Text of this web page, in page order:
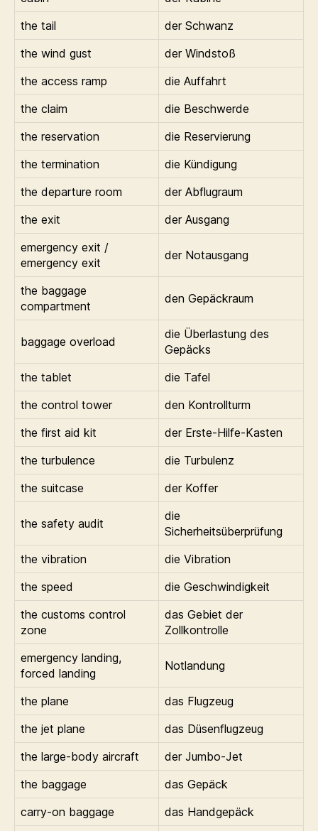
the tail
der Schwanz
the wind gust
der Windstoß
the access ramp
die Auffahrt
the claim
die Beschwerde
the reservation
die Reservierung
the termination
die Kündigung
the departure room
der Abflugraum
the exit
der Ausgang
emergency exit /
emergency exit
der Notausgang
the baggage
compartment
den Gepäckraum
baggage overload
die Überlastung des
Gepäcks
the tablet
die Tafel
the control tower
den Kontrollturm
the first aid kit
der Erste-Hilfe-Kasten
the turbulence
die Turbulenz
the suitcase
der Koffer
the safety audit
die
Sicherheitsüberprüfung
the vibration
die Vibration
the speed
die Geschwindigkeit
the customs control
zone
das Gebiet der
Zollkontrolle
emergency landing,
forced landing
Notlandung
the plane
das Flugzeug
the jet plane
das Düsenflugzeug
the large-body aircraft
der Jumbo-Jet
the baggage
das Gepäck
carry-on baggage
das Handgepäck